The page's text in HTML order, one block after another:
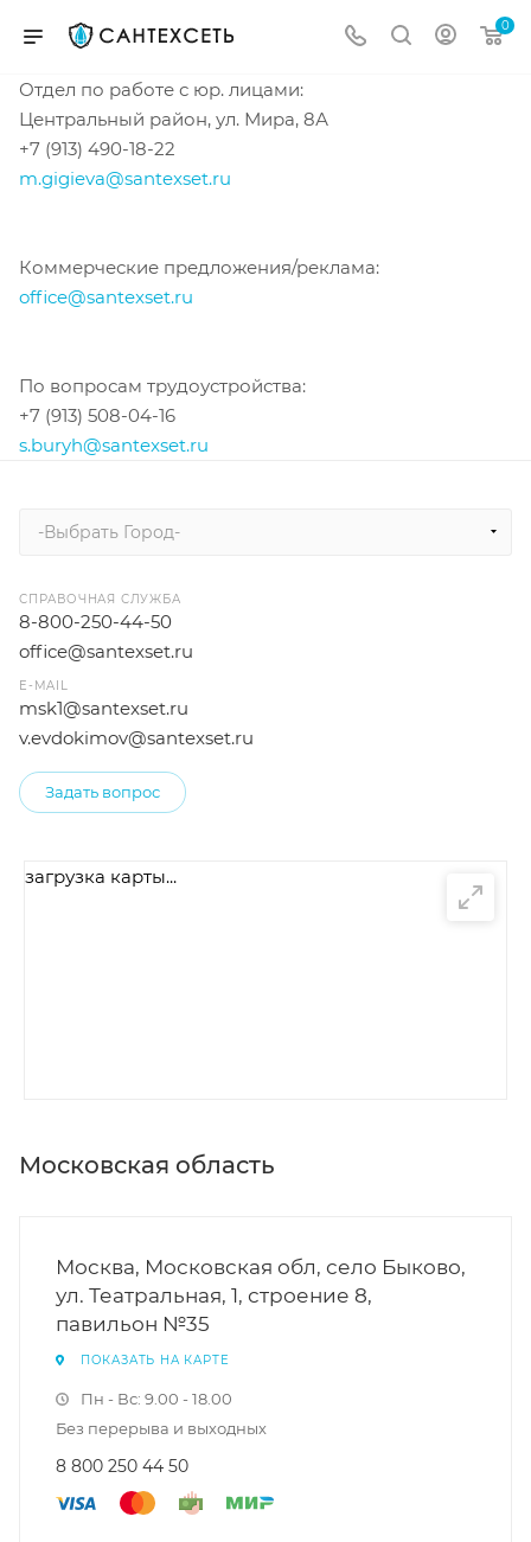
0
Отдел по работе с юр. лицами:
Центральный район, ул. Мира, 8А
+7 (913) 490-18-22
m.gigieva@santexset.ru
Коммерческие предложения/реклама:
office@santexset.ru
По вопросам трудоустройства:
+7 (913) 508-04-16
s.buryh@santexset.ru
-Выбрать Город-
СПРАВОЧНАЯ СЛУЖБА
8-800-250-44-50
office@santexset.ru
E-MAIL
msk1@santexset.ru
v.evdokimov@santexset.ru
Задать вопрос
загрузка карты...
Московская область
Москва, Московская обл, село Быково,
ул. Театральная, 1, строение 8,
павильон №35
ПОКАЗАТЬ НА КАРТЕ
Пн - Вс: 9.00 - 18.00
Без перерыва и выходных
8 800 250 44 50